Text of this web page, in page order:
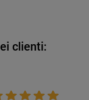
clienti:
e